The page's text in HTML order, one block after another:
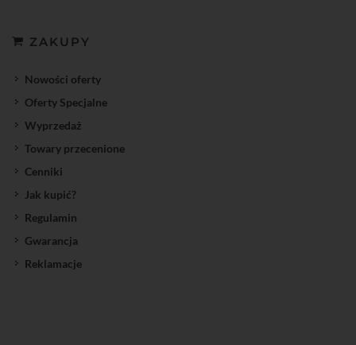
ZAKUPY
Nowości oferty
Oferty Specjalne
Wyprzedaż
Towary przecenione
Cenniki
Jak kupić?
Regulamin
Gwarancja
Reklamacje